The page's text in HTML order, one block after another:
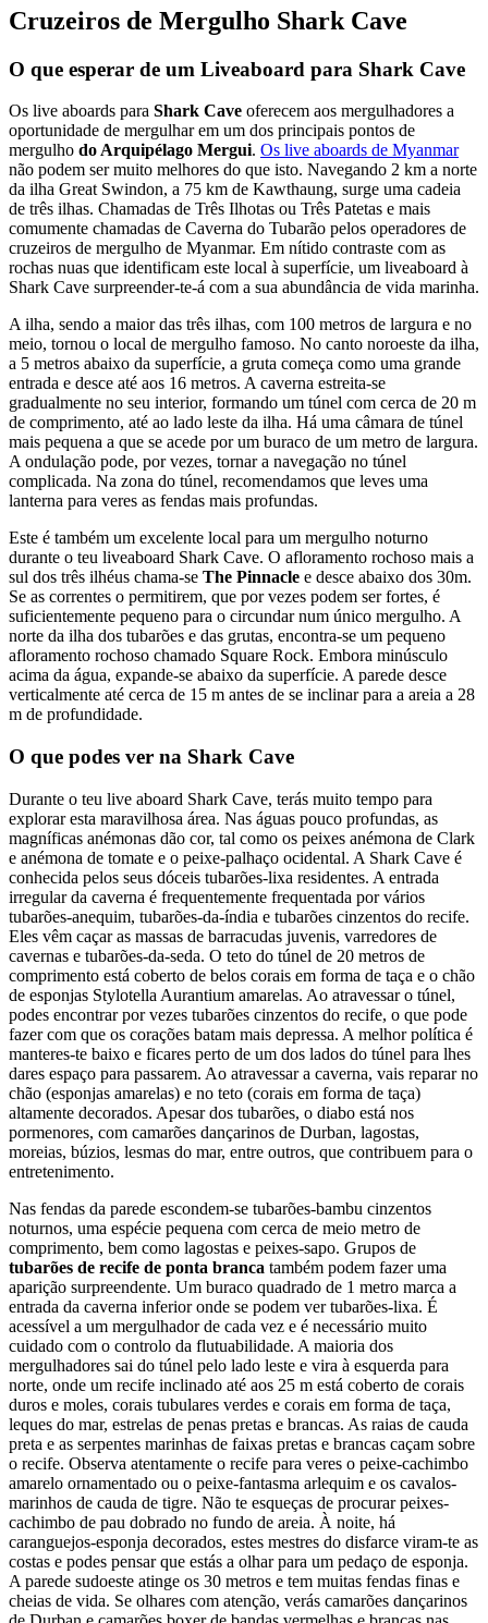
Cruzeiros de Mergulho Shark Cave
O que esperar de um Liveaboard para Shark Cave
Os live aboards para Shark Cave oferecem aos mergulhadores a
oportunidade de mergulhar em um dos principais pontos de
mergulho do Arquipélago Mergui. Os live aboards de Myanmar
não podem ser muito melhores do que isto. Navegando 2 km a norte
da ilha Great Swindon, a 75 km de Kawthaung, surge uma cadeia
de três ilhas. Chamadas de Três Ilhotas ou Três Patetas e mais
comumente chamadas de Caverna do Tubarão pelos operadores de
cruzeiros de mergulho de Myanmar. Em nítido contraste com as
rochas nuas que identificam este local à superfície, um liveaboard à
Shark Cave surpreender-te-á com a sua abundância de vida marinha.
A ilha, sendo a maior das três ilhas, com 100 metros de largura e no
meio, tornou o local de mergulho famoso. No canto noroeste da ilha,
a 5 metros abaixo da superfície, a gruta começa como uma grande
entrada e desce até aos 16 metros. A caverna estreita-se
gradualmente no seu interior, formando um túnel com cerca de 20 m
de comprimento, até ao lado leste da ilha. Há uma câmara de túnel
mais pequena a que se acede por um buraco de um metro de largura.
A ondulação pode, por vezes, tornar a navegação no túnel
complicada. Na zona do túnel, recomendamos que leves uma
lanterna para veres as fendas mais profundas.
Este é também um excelente local para um mergulho noturno
durante o teu liveaboard Shark Cave. O afloramento rochoso mais a
sul dos três ilhéus chama-se The Pinnacle e desce abaixo dos 30m.
Se as correntes o permitirem, que por vezes podem ser fortes, é
suficientemente pequeno para o circundar num único mergulho. A
norte da ilha dos tubarões e das grutas, encontra-se um pequeno
afloramento rochoso chamado Square Rock. Embora minúsculo
acima da água, expande-se abaixo da superfície. A parede desce
verticalmente até cerca de 15 m antes de se inclinar para a areia a 28
m de profundidade.
O que podes ver na Shark Cave
Durante o teu live aboard Shark Cave, terás muito tempo para
explorar esta maravilhosa área. Nas águas pouco profundas, as
magníficas anémonas dão cor, tal como os peixes anémona de Clark
e anémona de tomate e o peixe-palhaço ocidental. A Shark Cave é
conhecida pelos seus dóceis tubarões-lixa residentes. A entrada
irregular da caverna é frequentemente frequentada por vários
tubarões-anequim, tubarões-da-índia e tubarões cinzentos do recife.
Eles vêm caçar as massas de barracudas juvenis, varredores de
cavernas e tubarões-da-seda. O teto do túnel de 20 metros de
comprimento está coberto de belos corais em forma de taça e o chão
de esponjas Stylotella Aurantium amarelas. Ao atravessar o túnel,
podes encontrar por vezes tubarões cinzentos do recife, o que pode
fazer com que os corações batam mais depressa. A melhor política é
manteres-te baixo e ficares perto de um dos lados do túnel para lhes
dares espaço para passarem. Ao atravessar a caverna, vais reparar no
chão (esponjas amarelas) e no teto (corais em forma de taça)
altamente decorados. Apesar dos tubarões, o diabo está nos
pormenores, com camarões dançarinos de Durban, lagostas,
moreias, búzios, lesmas do mar, entre outros, que contribuem para o
entretenimento.
Nas fendas da parede escondem-se tubarões-bambu cinzentos
noturnos, uma espécie pequena com cerca de meio metro de
comprimento, bem como lagostas e peixes-sapo. Grupos de
tubarões de recife de ponta branca também podem fazer uma
aparição surpreendente. Um buraco quadrado de 1 metro marca a
entrada da caverna inferior onde se podem ver tubarões-lixa. É
acessível a um mergulhador de cada vez e é necessário muito
cuidado com o controlo da flutuabilidade. A maioria dos
mergulhadores sai do túnel pelo lado leste e vira à esquerda para
norte, onde um recife inclinado até aos 25 m está coberto de corais
duros e moles, corais tubulares verdes e corais em forma de taça,
leques do mar, estrelas de penas pretas e brancas. As raias de cauda
preta e as serpentes marinhas de faixas pretas e brancas caçam sobre
o recife. Observa atentamente o recife para veres o peixe-cachimbo
amarelo ornamentado ou o peixe-fantasma arlequim e os cavalos-
marinhos de cauda de tigre. Não te esqueças de procurar peixes-
cachimbo de pau dobrado no fundo de areia. À noite, há
caranguejos-esponja decorados, estes mestres do disfarce viram-te as
costas e podes pensar que estás a olhar para um pedaço de esponja.
A parede sudoeste atinge os 30 metros e tem muitas fendas finas e
cheias de vida. Se olhares com atenção, verás camarões dançarinos